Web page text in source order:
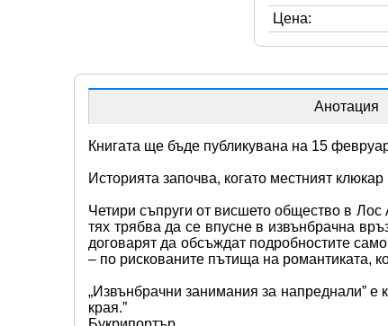
Цена:
Анотация
Книгата ще бъде публикувана на 15
Историята започва, когато местният
Четири съпруги от висшето общество в
тях трябва да се впусне в извънбрачна
договарят да обсъждат подробностите
– по рискованите пътища на романтиката,
„Извънбрачни занимания за напреднали” е
края.”